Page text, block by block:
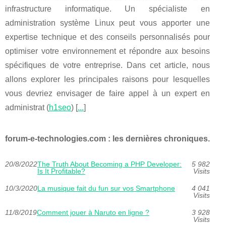
infrastructure informatique. Un spécialiste en
administration système Linux peut vous apporter une
expertise technique et des conseils personnalisés pour
optimiser votre environnement et répondre aux besoins
spécifiques de votre entreprise. Dans cet article, nous
allons explorer les principales raisons pour lesquelles
vous devriez envisager de faire appel à un expert en
administrat (h1seo) [...]
forum-e-technologies.com : les dernières chroniques.
20/8/2022The Truth About Becoming a PHP Developer:
Is It Profitable?
5 982
Visits
10/3/2020La musique fait du fun sur vos Smartphone
4 041
Visits
11/8/2019Comment jouer à Naruto en ligne ?
3 928
Visits